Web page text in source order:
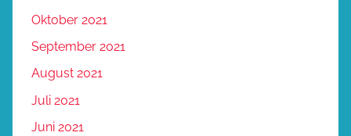
Oktober 2021
September 2021
August 2021
Juli 2021
Juni 2021